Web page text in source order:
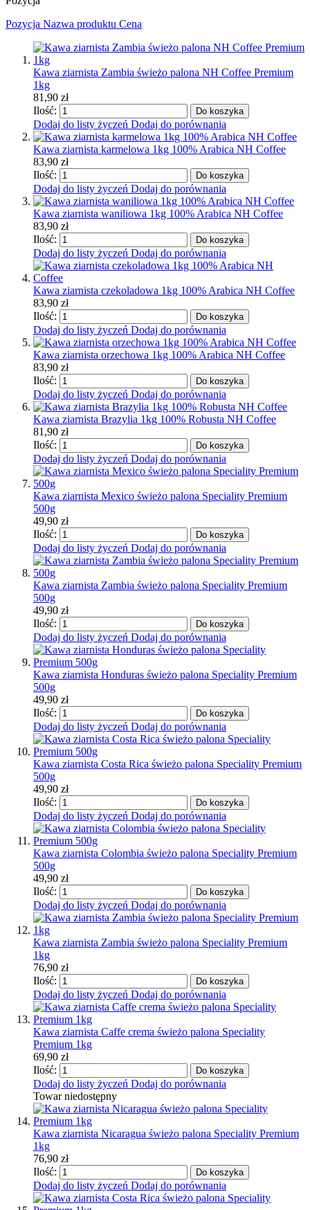
Pozycja Nazwa produktu Cena
Kawa ziarnista Zambia świeżo palona NH Coffee Premium
1kg
81,90 zł
Ilość:
Do koszyka
Dodaj do listy życzeń Dodaj do porównania
Kawa ziarnista karmelowa 1kg 100% Arabica NH Coffee
83,90 zł
Ilość:
Do koszyka
Dodaj do listy życzeń Dodaj do porównania
Kawa ziarnista waniliowa 1kg 100% Arabica NH Coffee
83,90 zł
Ilość:
Do koszyka
Dodaj do listy życzeń Dodaj do porównania
Kawa ziarnista czekoladowa 1kg 100% Arabica NH Coffee
83,90 zł
Ilość:
Do koszyka
Dodaj do listy życzeń Dodaj do porównania
Kawa ziarnista orzechowa 1kg 100% Arabica NH Coffee
83,90 zł
Ilość:
Do koszyka
Dodaj do listy życzeń Dodaj do porównania
Kawa ziarnista Brazylia 1kg 100% Robusta NH Coffee
81,90 zł
Ilość:
Do koszyka
Dodaj do listy życzeń Dodaj do porównania
Kawa ziarnista Mexico świeżo palona Speciality Premium
500g
49,90 zł
Ilość:
Do koszyka
Dodaj do listy życzeń Dodaj do porównania
Kawa ziarnista Zambia świeżo palona Speciality Premium
500g
49,90 zł
Ilość:
Do koszyka
Dodaj do listy życzeń Dodaj do porównania
Kawa ziarnista Honduras świeżo palona Speciality Premium
500g
49,90 zł
Ilość:
Do koszyka
Dodaj do listy życzeń Dodaj do porównania
Kawa ziarnista Costa Rica świeżo palona Speciality Premium
500g
49,90 zł
Ilość:
Do koszyka
Dodaj do listy życzeń Dodaj do porównania
Kawa ziarnista Colombia świeżo palona Speciality Premium
500g
49,90 zł
Ilość:
Do koszyka
Dodaj do listy życzeń Dodaj do porównania
Kawa ziarnista Zambia świeżo palona Speciality Premium
1kg
76,90 zł
Ilość:
Do koszyka
Dodaj do listy życzeń Dodaj do porównania
Kawa ziarnista Caffe crema świeżo palona Speciality
Premium 1kg
69,90 zł
Ilość:
Do koszyka
Dodaj do listy życzeń Dodaj do porównania
Towar niedostępny
Kawa ziarnista Nicaragua świeżo palona Speciality Premium
1kg
76,90 zł
Ilość:
Do koszyka
Dodaj do listy życzeń Dodaj do porównania